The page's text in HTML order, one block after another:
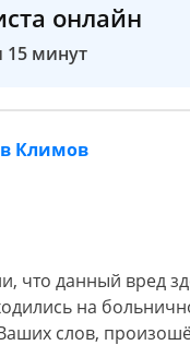
онлайн
15 минут
Климов
что данный вред
на
слов,